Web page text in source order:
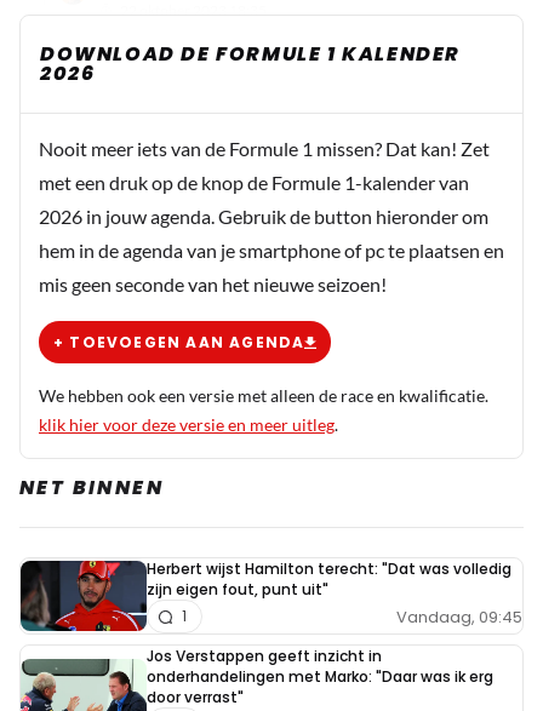
22 oktober 2023 18:35
Ik ga bijna hopen dat PER weer de fout in gaat zodat
Meepraten? Dat kan! Je hoeft je alleen maar aan te
melden met een RN365-account.
INLOGGEN AANMELDEN
DOWNLOAD DE FORMULE 1 KALENDER
2026
Nooit meer iets van de Formule 1 missen? Dat kan! Zet
met een druk op de knop de Formule 1-kalender van
2026 in jouw agenda. Gebruik de button hieronder om
hem in de agenda van je smartphone of pc te plaatsen en
mis geen seconde van het nieuwe seizoen!
+ TOEVOEGEN AAN AGENDA
We hebben ook een versie met alleen de race en kwalificatie.
klik hier voor deze versie en meer uitleg.
NET BINNEN
Herbert wijst Hamilton terecht: "Dat was volledig
zijn eigen fout, punt uit"
Vandaag, 09:45
1
Jos Verstappen geeft inzicht in
onderhandelingen met Marko: "Daar was ik erg
door verrast"